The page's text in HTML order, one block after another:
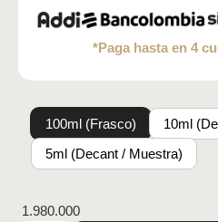
*Paga hasta en 4
100ml (Frasco)
10ml
5ml (Decant / Muestra)
1.980.000